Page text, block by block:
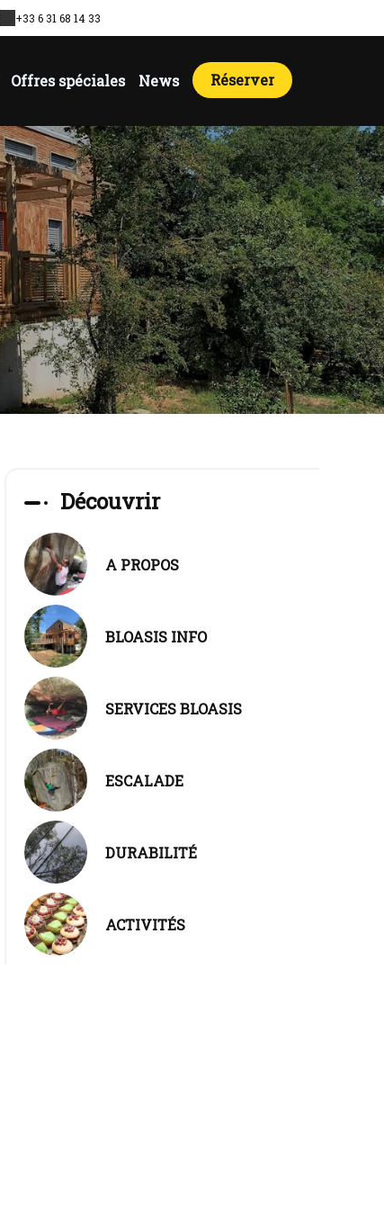
+33 6 31 68 14 33
Offres spéciales News Réserver
Découvrir
A PROPOS
BLOASIS INFO
SERVICES BLOASIS
ESCALADE
DURABILITÉ
ACTIVITÉS